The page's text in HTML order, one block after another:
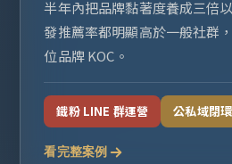
半年內把品牌黏著度養成三倍
發推薦率都明顯高於一般社群
位品牌 KOC。
鐵粉 LINE 群運營 公私域閉
看完整案例